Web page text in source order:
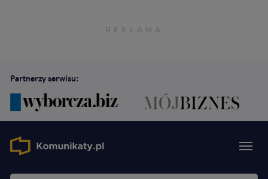
Partnerzy serwisu: